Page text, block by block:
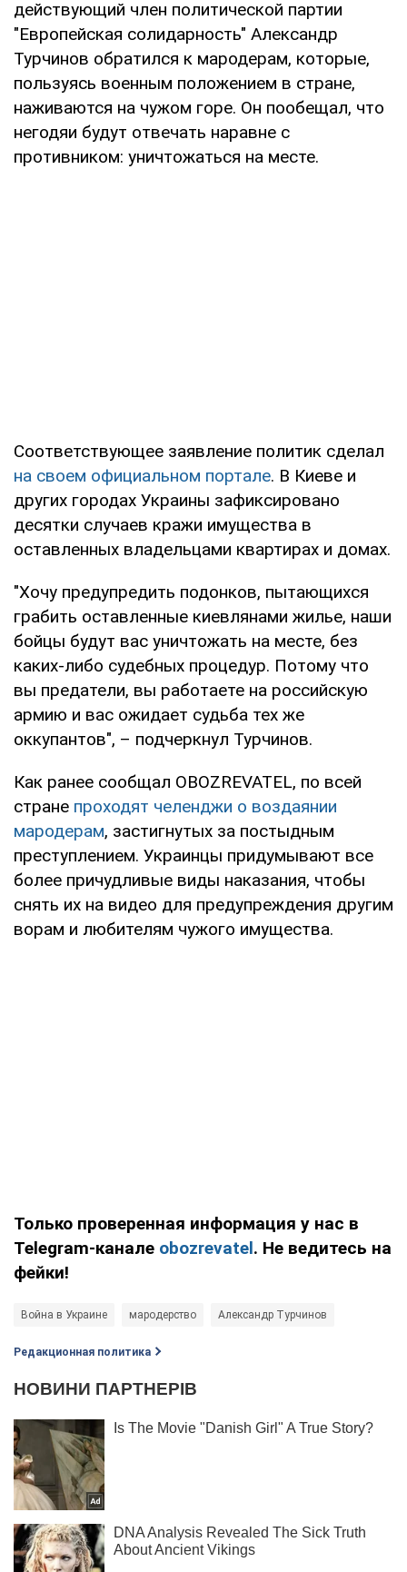
действующий член политической партии
"Европейская солидарность" Александр
Турчинов обратился к мародерам, которые,
пользуясь военным положением в стране,
наживаются на чужом горе. Он пообещал, что
негодяи будут отвечать наравне с
противником: уничтожаться на месте.
Соответствующее заявление политик сделал
на своем официальном портале. В Киеве и
других городах Украины зафиксировано
десятки случаев кражи имущества в
оставленных владельцами квартирах и домах.
"Хочу предупредить подонков, пытающихся
грабить оставленные киевлянами жилье, наши
бойцы будут вас уничтожать на месте, без
каких-либо судебных процедур. Потому что
вы предатели, вы работаете на российскую
армию и вас ожидает судьба тех же
оккупантов", – подчеркнул Турчинов.
Как ранее сообщал OBOZREVATEL, по всей
стране проходят челенджи о воздаянии
мародерам, застигнутых за постыдным
преступлением. Украинцы придумывают все
более причудливые виды наказания, чтобы
снять их на видео для предупреждения другим
ворам и любителям чужого имущества.
Только проверенная информация у нас в
Telegram-канале obozrevatel. Не ведитесь на
фейки!
Война в Украине мародерство Александр Турчинов
Редакционная политика